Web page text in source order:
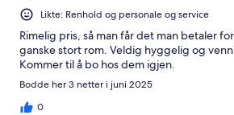
Likte: Renhold og personale og service
Rimelig pris, så man får det man betaler
ganske stort rom. Veldig hyggelig og
Kommer til å bo hos dem igjen.
Bodde her 3 netter i juni 2025
0